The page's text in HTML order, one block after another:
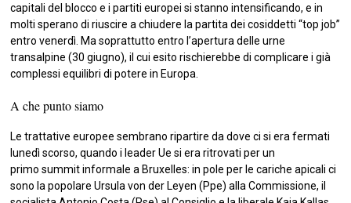
capitali del blocco e i partiti europei si stanno intensificando, e in
molti sperano di riuscire a chiudere la partita dei cosiddetti “top job”
entro venerdì. Ma soprattutto entro l’apertura delle urne
transalpine (30 giugno), il cui esito rischierebbe di complicare i già
complessi equilibri di potere in Europa.
A che punto siamo
Le trattative europee sembrano ripartire da dove ci si era fermati
lunedì scorso, quando i leader Ue si era ritrovati per un
primo summit informale a Bruxelles: in pole per le cariche apicali ci
sono la popolare Ursula von der Leyen (Ppe) alla Commissione, il